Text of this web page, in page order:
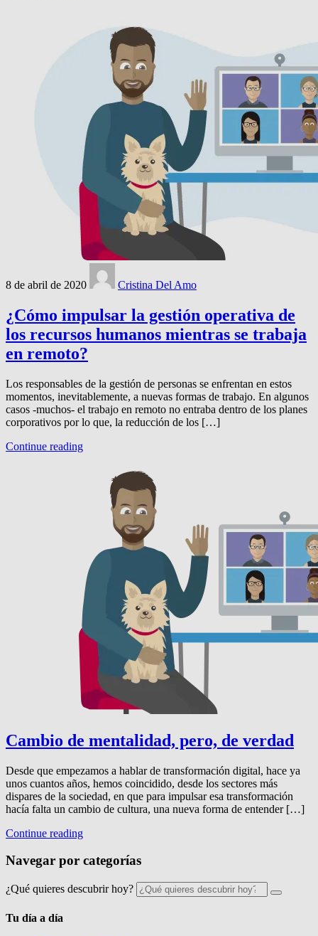
8 de abril de 2020 Cristina Del Amo
¿Cómo impulsar la gestión operativa de
los recursos humanos mientras se trabaja
en remoto?
Los responsables de la gestión de personas se enfrentan en estos
momentos, inevitablemente, a nuevas formas de trabajo. En algunos
casos -muchos- el trabajo en remoto no entraba dentro de los planes
corporativos por lo que, la reducción de los […]
Continue reading
Cambio de mentalidad, pero, de verdad
Desde que empezamos a hablar de transformación digital, hace ya
unos cuantos años, hemos coincidido, desde los sectores más
dispares de la sociedad, en que para impulsar esa transformación
hacía falta un cambio de cultura, una nueva forma de entender […]
Continue reading
Navegar por categorías
¿Qué quieres descubrir hoy?
Tu día a día